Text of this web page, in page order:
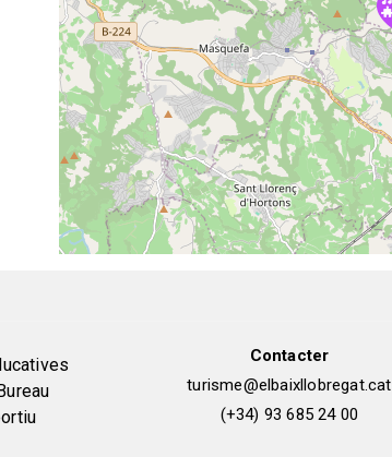
Contacter
turisme@elbaixllobregat.cat
(+34) 93 685 24 00